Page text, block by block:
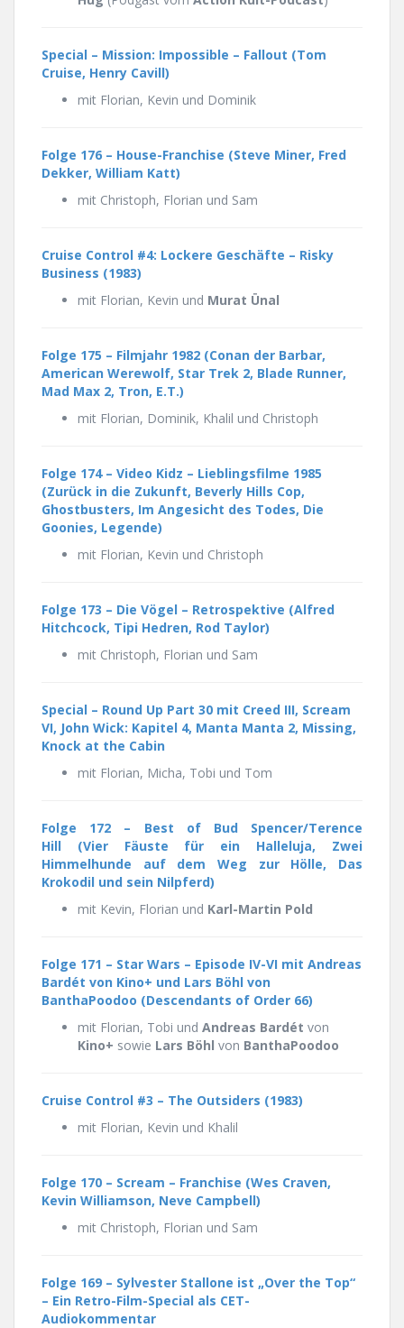
Special – Mission: Impossible – Fallout (Tom
Cruise, Henry Cavill)
mit Florian, Kevin und Dominik
Folge 176 – House-Franchise (Steve Miner, Fred
Dekker, William Katt)
mit Christoph, Florian und Sam
Cruise Control #4: Lockere Geschäfte – Risky
Business (1983)
mit Florian, Kevin und Murat Ünal
Folge 175 – Filmjahr 1982 (Conan der Barbar,
American Werewolf, Star Trek 2, Blade Runner,
Mad Max 2, Tron, E.T.)
mit Florian, Dominik, Khalil und Christoph
Folge 174 – Video Kidz – Lieblingsfilme 1985
(Zurück in die Zukunft, Beverly Hills Cop,
Ghostbusters, Im Angesicht des Todes, Die
Goonies, Legende)
mit Florian, Kevin und Christoph
Folge 173 – Die Vögel – Retrospektive (Alfred
Hitchcock, Tipi Hedren, Rod Taylor)
mit Christoph, Florian und Sam
Special – Round Up Part 30 mit Creed III, Scream
VI, John Wick: Kapitel 4, Manta Manta 2, Missing,
Knock at the Cabin
mit Florian, Micha, Tobi und Tom
Folge 172 – Best of Bud Spencer/Terence
Hill (Vier Fäuste für ein Halleluja, Zwei
Himmelhunde auf dem Weg zur Hölle, Das
Krokodil und sein Nilpferd)
mit Kevin, Florian und Karl-Martin Pold
Folge 171 – Star Wars – Episode IV-VI mit Andreas
Bardét von Kino+ und Lars Böhl von
BanthaPoodoo (Descendants of Order 66)
mit Florian, Tobi und Andreas Bardét von
Kino+ sowie Lars Böhl von BanthaPoodoo
Cruise Control #3 – The Outsiders (1983)
mit Florian, Kevin und Khalil
Folge 170 – Scream – Franchise (Wes Craven,
Kevin Williamson, Neve Campbell)
mit Christoph, Florian und Sam
Folge 169 – Sylvester Stallone ist „Over the Top“
– Ein Retro-Film-Special als CET-
Audiokommentar